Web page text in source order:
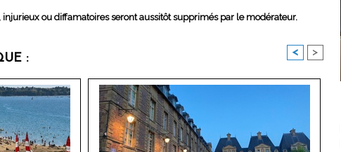
ou diffamatoires seront aussitôt supprimés par le modérateur.
: < >